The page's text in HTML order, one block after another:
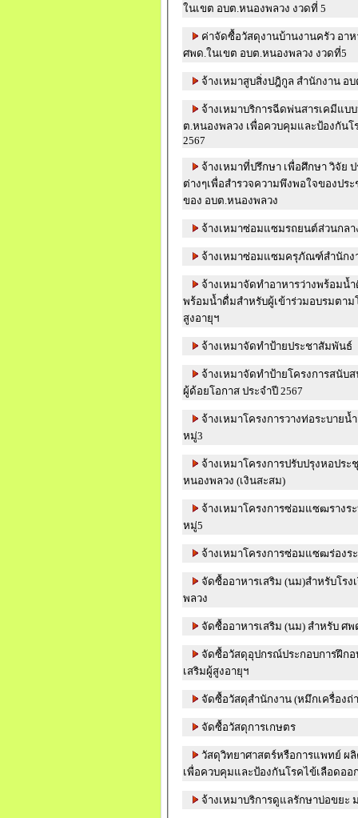
ในเขต อบต.หนองพลวง งวดที่ 5
ค่าจัดซื้อวัสดุงานบ้านงานครัว อาห
ศพด.ในเขต อบต.หนองพลวง งวดที่5
จ้างเหมาสูบสิ่งปฎิกูล สำนักงาน อ
จ้างเหมาบริการฉีดพ่นสารเคมีแ
ต.หนองพลวง เพื่อควบคุมและป้องกันโ
2567
จ้างเหมาที่ปรึกษา เพื่อศึกษา วิจัย
ต่างๆเพื่อสำรวจความพึงพอใจของปร
ของ อบต.หนองพลวง
จ้างเหมาซ่อมแซมรถยนต์ส่วนกลา
จ้างเหมาซ่อมแซมครุภัณฑ์สำนักง
จ้างเหมาจัดทำอาหารว่างพร้อมน้
พร้อมน้ำดื่มสำหรับผู้เข้าร่วมอบรมตาม
สูงอายุฯ
จ้างเหมาจัดทำป้ายประชาสัมพันธ์
จ้างเหมาจัดทำป้ายโครงการสนับ
ผู้ด้อยโอกาส ประจำปี 2567
จ้างเหมาโครงการวางท่อระบาย
หมู่3
จ้างเหมาโครงการปรับปรุงหอปร
หนองพลวง (เงินสะสม)
จ้างเหมาโครงการซ่อมแซฒรางร
หมู่5
จ้างเหมาโครงการซ่อมแซฒร่องร
จัดซื้ออาหารเสริม (นม)สำหรับโรง
พลวง
จัดซื้ออาหารเสริม (นม) สำหรับ ศ
จัดซื้อวัสดุอุปกรณ์ประกอบการฝึก
เสริมผู้สูงอายุฯ
จัดซื้อวัสดุสำนักงาน (หมึกเครื่องถ่
จัดซื้อวัสดุการเกษตร
วัสดุวิทยาศาสตร์หรือการแพทย์
เพื่อควบคุมและป้องกันโรคไข้เลือดออ
จ้างเหมาบริการดูแลรักษาบ่อขยะ